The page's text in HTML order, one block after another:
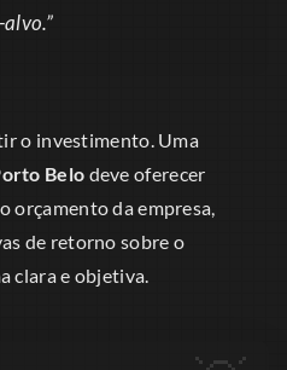
o investimento. Uma
Belo deve oferecer
orçamento da empresa,
de retorno sobre o
clara e objetiva.